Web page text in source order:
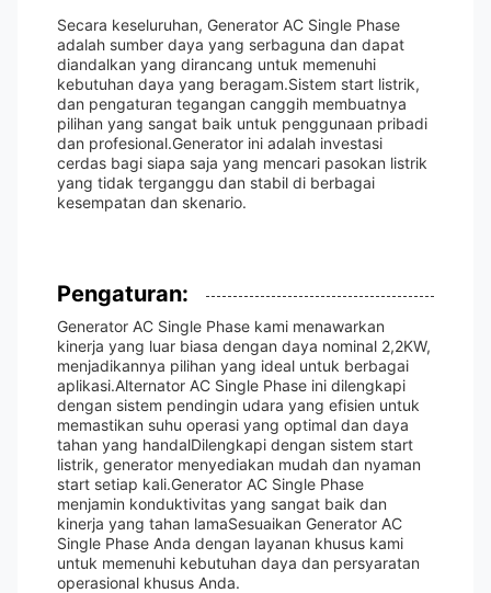
Secara keseluruhan, Generator AC Single Phase
adalah sumber daya yang serbaguna dan dapat
diandalkan yang dirancang untuk memenuhi
kebutuhan daya yang beragam.Sistem start listrik,
dan pengaturan tegangan canggih membuatnya
pilihan yang sangat baik untuk penggunaan pribadi
dan profesional.Generator ini adalah investasi
cerdas bagi siapa saja yang mencari pasokan listrik
yang tidak terganggu dan stabil di berbagai
kesempatan dan skenario.
Pengaturan:
Generator AC Single Phase kami menawarkan
kinerja yang luar biasa dengan daya nominal 2,2KW,
menjadikannya pilihan yang ideal untuk berbagai
aplikasi.Alternator AC Single Phase ini dilengkapi
dengan sistem pendingin udara yang efisien untuk
memastikan suhu operasi yang optimal dan daya
tahan yang handalDilengkapi dengan sistem start
listrik, generator menyediakan mudah dan nyaman
start setiap kali.Generator AC Single Phase
menjamin konduktivitas yang sangat baik dan
kinerja yang tahan lamaSesuaikan Generator AC
Single Phase Anda dengan layanan khusus kami
untuk memenuhi kebutuhan daya dan persyaratan
operasional khusus Anda.